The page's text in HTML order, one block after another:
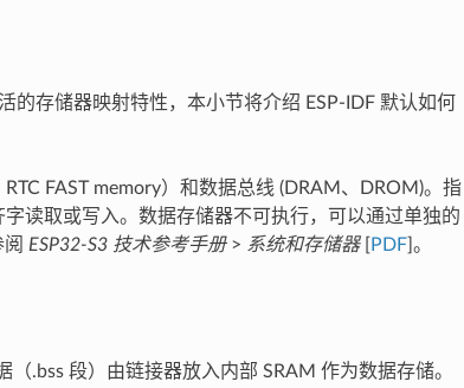
的存储器映射特性，本小节将介绍 ESP-IDF 默认如何
FAST memory）和数据总线 (DRAM、DROM)。指
读取或写入。数据存储器不可执行，可以通过单独的
ESP32-S3 技术参考手册> 系统和存储器[ PDF]。
.bss 段）由链接器放入内部 SRAM 作为数据存储。